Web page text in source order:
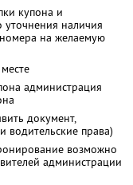
купона и
уточнения наличия
на желаемую
администрация
документ,
водительские права)
возможно
администрации